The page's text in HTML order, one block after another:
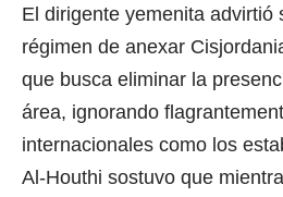
El dirigente yemenita advirtió
régimen de anexar
que busca eliminar la
área, ignorando
internacionales como los
Al-Houthi sostuvo que